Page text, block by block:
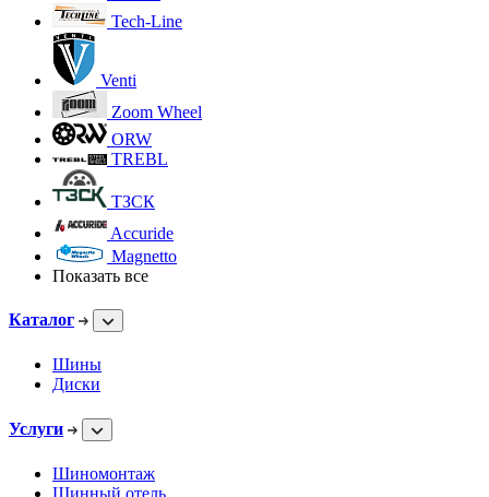
Tech-Line
Venti
Zoom Wheel
ORW
TREBL
ТЗСК
Accuride
Magnetto
Показать все
Каталог
Шины
Диски
Услуги
Шиномонтаж
Шинный отель